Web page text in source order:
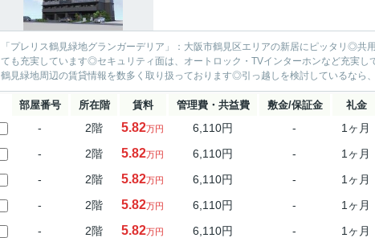
「プレリス鶴見緑地グランガーデリア」：大阪市鶴見区エリアの新居にピッタリ◎共
ても充実しています◎セキュリティ面は、オートロック・TVインターホンなど充実
鶴見緑地周辺の賃貸情報を数多く取り扱っております◎引っ越しを検討しているなら
部屋番号 所在階 賃料 管理費・共益費 敷金/保証金 礼金
- 2階 5.82万円 6,110円 - 1ヶ月
- 2階 5.82万円 6,110円 - 1ヶ月
- 2階 5.82万円 6,110円 - 1ヶ月
- 2階 5.82万円 6,110円 - 1ヶ月
- 2階 5.82万円 6,110円 - 1ヶ月